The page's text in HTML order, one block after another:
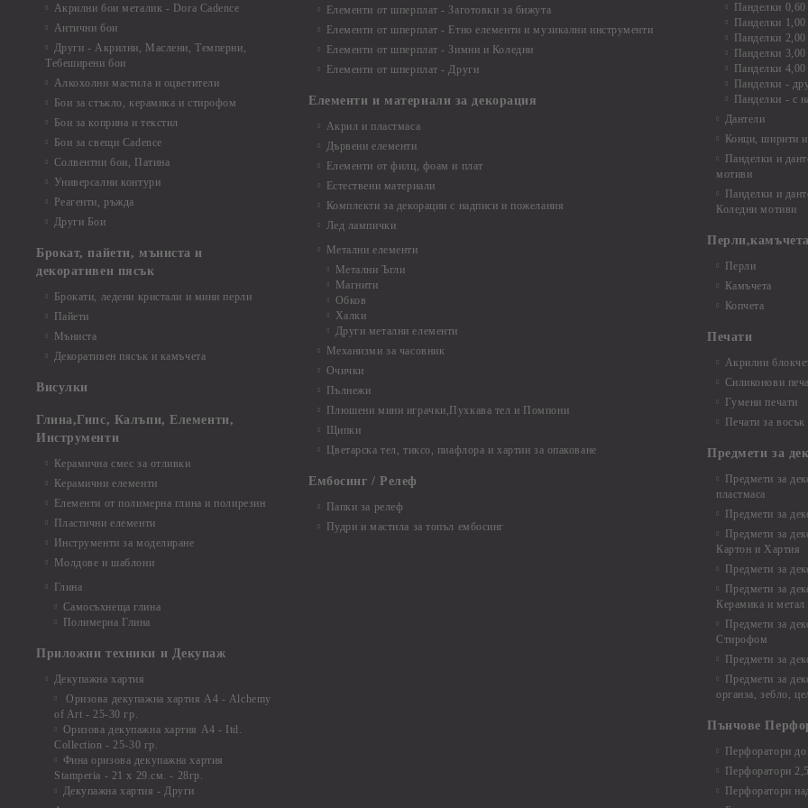
Акрилни бои металик - Dora Cadence
Антични бои
Други - Акрилни, Маслени, Темперни,
Тебеширени бои
Алкохолни мастила и оцветители
Бои за стъкло, керамика и стирофом
Бои за коприна и текстил
Бои за свещи Cadence
Солвентни бои, Патина
Универсални контури
Реагенти, ръжда
Други Бои
Брокат, пайети, мъниста и
декоративен пясък
Брокати, ледени кристали и мини перли
Пайети
Мъниста
Декоративен пясък и камъчета
Висулки
Глина,Гипс, Калъпи, Елементи,
Инструменти
Керамична смес за отливки
Керамични елементи
Елементи от полимерна глина и полирезин
Пластични елементи
Инструменти за моделиране
Молдове и шаблони
Глина
Самосъхнеща глина
Полимерна Глина
Приложни техники и Декупаж
Декупажна хартия
Оризова декупажна хартия А4 - Alchemy
of Art - 25-30 гр.
Оризова декупажна хартия А4 - Itd.
Collection - 25-30 гр.
Фина оризова декупажна хартия
Stamperia - 21 х 29.см. - 28гр.
Декупажна хартия - Други
Елементи от шперплат - Заготовки за бижута
Елементи от шперплат - Етно елементи и музикални инструменти
Елементи от шперплат - Зимни и Коледни
Елементи от шперплат - Други
Елементи и материали за декорация
Акрил и пластмаса
Дървени елементи
Елементи от филц, фоам и плат
Естествени материали
Комплекти за декорации с надписи и пожелания
Лед лампички
Метални елементи
Метални Ъгли
Магнити
Обков
Халки
Други метални елементи
Механизми за часовник
Очички
Пълнежи
Плюшени мини играчки,Пухкава тел и Помпони
Щипки
Цветарска тел, тиксо, пиафлора и хартии за опаковане
Ембосинг / Релеф
Папки за релеф
Пудри и мастила за топъл ембосинг
Панделки
Панделки
Панделки
Панделки
Панделки
Панделки -
Панделки - с
Дантели
Конци, ширити
Панделки и
мотиви
Панделки и
Коледни мотиви
Перли
Камъчета
Копчета
Печати
Акрилни
Силиконови
Гумени печати
Печати за восък
Предмети за
Предмети за
пластмаса
Предмети за
Предмети за
Картон и Хартия
Предмети за
Предмети за
Керамика и метал
Предмети за
Стирофом
Предмети за
Предмети за
органза, зебло,
Пънчове
Перфоратори
Перфоратори
Перфоратори